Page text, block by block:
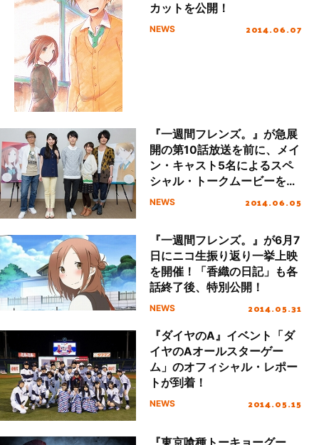
カットを公開！
NEWS 2014.06.07
『一週間フレンズ。』が急展
開の第10話放送を前に、メイ
ン・キャスト5名によるスペ
シャル・トークムービーを公
開！
NEWS 2014.06.05
『一週間フレンズ。』が6月7
日にニコ生振り返り一挙上映
を開催！「香織の日記」も各
話終了後、特別公開！
NEWS 2014.05.31
『ダイヤのA』イベント「ダ
イヤのAオールスターゲー
ム」のオフィシャル・レポー
トが到着！
NEWS 2014.05.15